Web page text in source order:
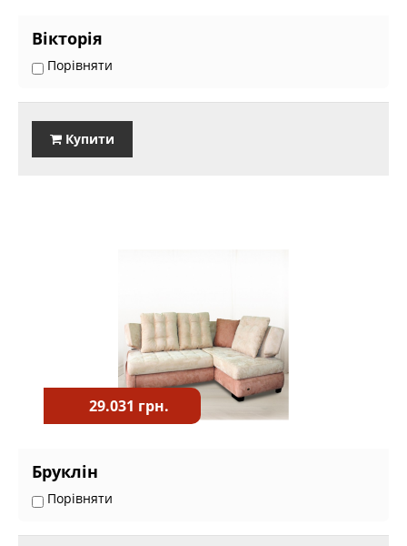
Вікторія
Порівняти
Купити
29.031 грн.
Бруклін
Порівняти